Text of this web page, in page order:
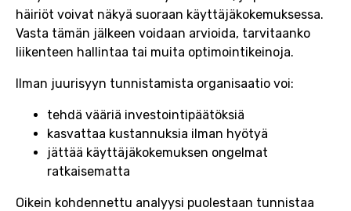
häiriöt voivat näkyä suoraan käyttäjäkokemuksessa.
Vasta tämän jälkeen voidaan arvioida, tarvitaanko
liikenteen hallintaa tai muita optimointikeinoja.
Ilman juurisyyn tunnistamista organisaatio voi:
tehdä vääriä investointipäätöksiä
kasvattaa kustannuksia ilman hyötyä
jättää käyttäjäkokemuksen ongelmat
ratkaisematta
Oikein kohdennettu analyysi puolestaan tunnistaa